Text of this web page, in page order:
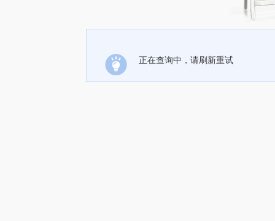
正在查询中，请刷新重试